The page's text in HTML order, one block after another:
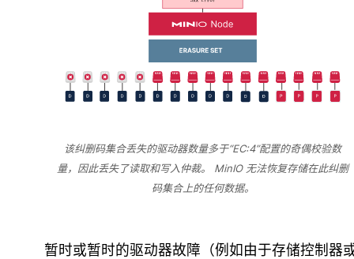
该纠删码集合丢失的驱动器数量多于“EC:4”配置的奇偶校验数
量，因此丢失了读取和写入仲裁。 MinIO 无法恢复存储在此纠删
码集合上的任何数据。
暂时或暂时的驱动器故障（例如由于存储控制器